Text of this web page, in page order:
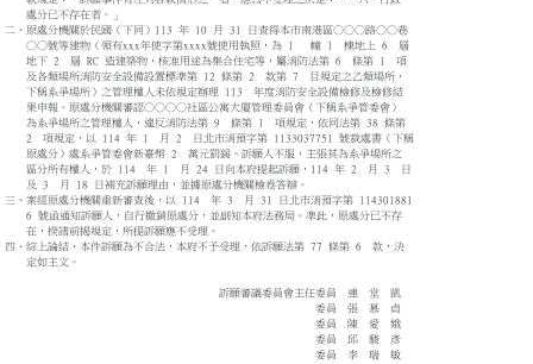
處分已不存在者。」
二、原處分機關於民國（下同）113 年 10 月 31 日查得本市南港區○○○路○○巷
○○號等建物（領有xxx年使字第xxxx號使用執照，為 1 幢 1 棟地上 6 層
地下 2 層 RC 造建築物，核准用途為集合住宅等，屬消防法第 6 條第 1 項
及各類場所消防安全設備設置標準第 12 條第 2 款第 7 目規定之乙類場所，
下稱系爭場所）之管理權人未依規定辦理 113 年度消防安全設備檢修及檢修結
果申報。原處分機關審認○○○○社區公寓大廈管理委員會（下稱系爭管委會）
為系爭場所之管理權人，違反消防法第 9 條第 1 項規定，依同法第 38 條第
2 項規定，以 114 年 1 月 2 日北市消預字第 1133037751 號裁處書（下稱
原處分）處系爭管委會新臺幣 2 萬元罰鍰。訴願人不服，主張其為系爭場所之
區分所有權人，於 114 年 1 月 24 日向本府提起訴願，114 年 2 月 3 日
及 3 月 18 日補充訴願理由，並據原處分機關檢卷答辯。
三、案經原處分機關重新審查後，以 114 年 3 月 31 日北市消預字第 114301881
6 號函通知訴願人，自行撤銷原處分，並副知本府法務局。準此，原處分已不存
在，揆諸前揭規定，所提訴願應不受理。
四、綜上論結，本件訴願為不合法，本府不予受理，依訴願法第 77 條第 6 款，決
定如主文。
訴願審議委員會主任委員 連 堂 凱
委員 張 慕 貞
委員 陳 愛 娥
委員 邱 駿 彥
委員 李 瑞 敏